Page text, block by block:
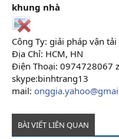
khung nhà
Công Ty: giải pháp vận tải
Địa Chỉ: HCM, HN
Điện Thoại: 0974728067
skype:binhtrang13
mail:
BÀI VIẾT LIÊN QUAN